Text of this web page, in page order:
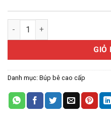
Búp bê Thực thể cao cấp
GIỎ
Danh mục: Búp bê cao cấp